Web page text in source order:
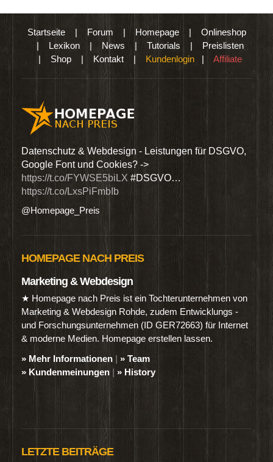
Startseite| Forum | Homepage| Onlineshop
| Lexikon | News | Tutorials | Preislisten
| Shop | Kontakt | Kundenlogin | Affiliate
Datenschutz & Webdesign - Leistungen für DSGVO,
Google Font und Cookies? ->
https://t.co/FYWSE5biLX #DSGVO…
https://t.co/LxsPiFmbIb
@Homepage_Preis
HOMEPAGE NACH PREIS
Marketing & Webdesign
★ Homepage nach Preis ist ein Tochterunternehmen von
Marketing & Webdesign Rohde, zudem Entwicklungs -
und Forschungsunternehmen (ID GER72663) für Internet
& moderne Medien. Homepage erstellen lassen.
» Mehr Informationen | » Team
» Kundenmeinungen | » History
LETZTE BEITRÄGE